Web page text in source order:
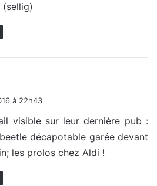
à 22h43
visible sur leur dernière pub :
décapotable garée devant
les prolos chez Aldi !